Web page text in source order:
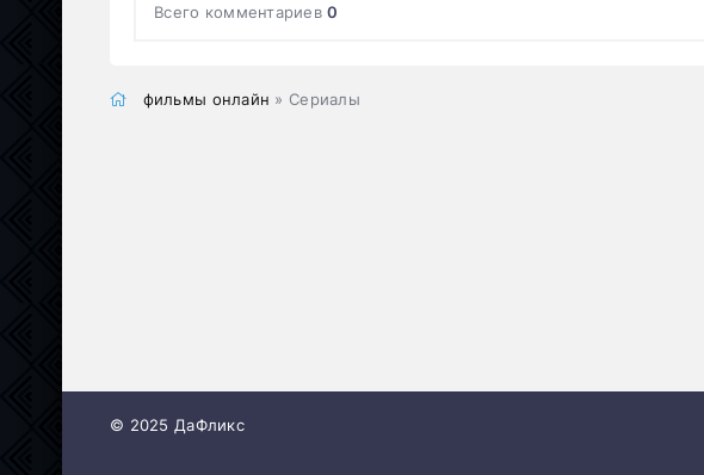
Всего комментариев0
фильмы онлайн » Сериалы
© 2025 ДаФликс